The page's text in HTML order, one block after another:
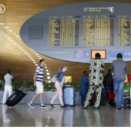
Untermenü
Untermenü
Untermenü
Untermenü
Untermenü
Copyright-Hinweis öffnen/schließen